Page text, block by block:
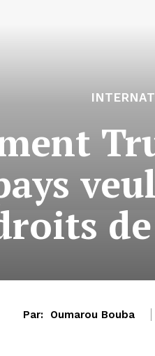
Par: Oumarou Bouba